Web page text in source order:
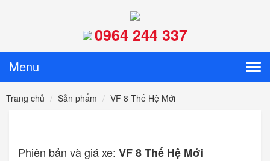
0964 244 337
Menu
Trang chủ Sản phẩm VF 8 Thế Hệ Mới
Phiên bản và giá xe: VF 8 Thế Hệ Mới